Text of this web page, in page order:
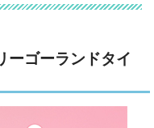
ゴーランドタイ